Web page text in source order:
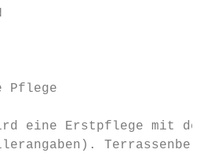
Pflege
eine Erstpflege mit dem